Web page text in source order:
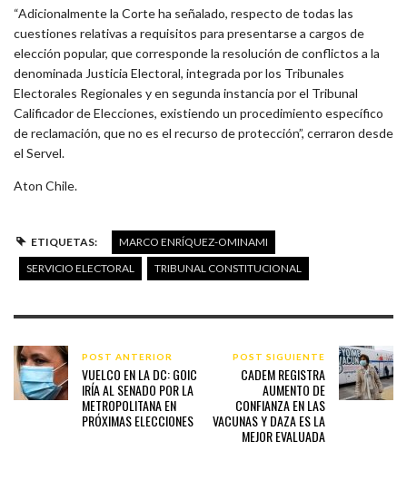
“Adicionalmente la Corte ha señalado, respecto de todas las
cuestiones relativas a requisitos para presentarse a cargos de
elección popular, que corresponde la resolución de conflictos a la
denominada Justicia Electoral, integrada por los Tribunales
Electorales Regionales y en segunda instancia por el Tribunal
Calificador de Elecciones, existiendo un procedimiento específico
de reclamación, que no es el recurso de protección”, cerraron desde
el Servel.
Aton Chile.
ETIQUETAS:
MARCO ENRÍQUEZ-OMINAMI
SERVICIO ELECTORAL
TRIBUNAL CONSTITUCIONAL
POST ANTERIOR
VUELCO EN LA DC: GOIC
IRÍA AL SENADO POR LA
METROPOLITANA EN
PRÓXIMAS ELECCIONES
POST SIGUIENTE
CADEM REGISTRA
AUMENTO DE
CONFIANZA EN LAS
VACUNAS Y DAZA ES LA
MEJOR EVALUADA